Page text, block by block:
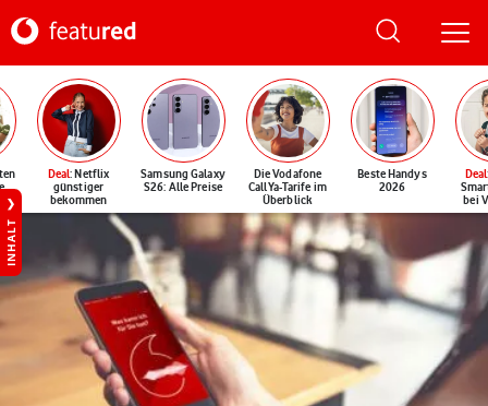
Deal: Netflix
günstiger
bekommen
Samsung Galaxy
S26: Alle Preise
Die Vodafone
CallYa-Tarife im
Überblick
Beste Handys
2026
Deal
bei
INHALT